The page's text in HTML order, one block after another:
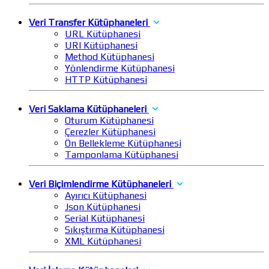
Veri Transfer Kütüphaneleri
URL Kütüphanesi
URI Kütüphanesi
Method Kütüphanesi
Yönlendirme Kütüphanesi
HTTP Kütüphanesi
Veri Saklama Kütüphaneleri
Oturum Kütüphanesi
Çerezler Kütüphanesi
Ön Bellekleme Kütüphanesi
Tamponlama Kütüphanesi
Veri Biçimlendirme Kütüphaneleri
Ayırıcı Kütüphanesi
Json Kütüphanesi
Serial Kütüphanesi
Sıkıştırma Kütüphanesi
XML Kütüphanesi